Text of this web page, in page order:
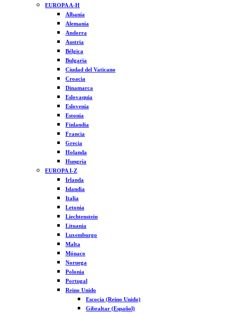
EUROPA A-H
Albania
Alemania
Andorra
Austria
Bélgica
Bulgaria
Ciudad del Vaticano
Croacia
Dinamarca
Eslovaquia
Eslovenia
Estonia
Finlandia
Francia
Grecia
Holanda
Hungría
EUROPA I-Z
Irlanda
Islandia
Italia
Letonia
Liechtenstein
Lituania
Luxemburgo
Malta
Mónaco
Noruega
Polonia
Portugal
Reino Unido
Escocia (Reino Unido)
Gibraltar (Español)